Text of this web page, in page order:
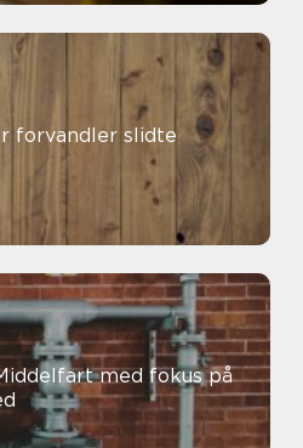
forvandler slidte
med fokus på